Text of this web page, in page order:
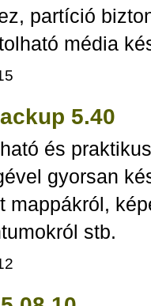
partíció
média
5.40
és
gyorsan
mappákról,
stb.